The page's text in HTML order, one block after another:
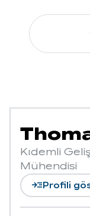
Kıdemli
Mühendisi
read_moreProfili